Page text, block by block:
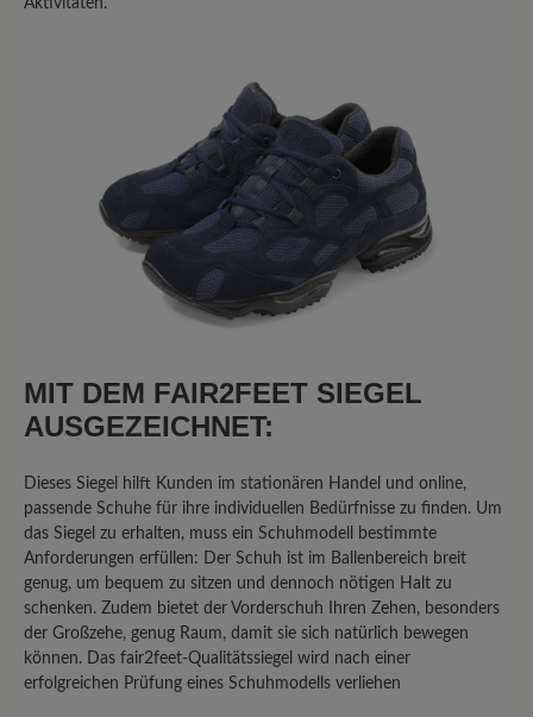
sind die Schuhe von Bär wirklich gut
verarbeitet, für mich immer passend
und in jedem Fall ihr Geld wert.
11. September 2025 11:06
Bewertung mit 1 von 5 Sternen
Klobiger Schuh in schöner Farbe
Ich habe diesen Schuh gewählt, da ich
Problemfüsse habe und einen
gesucht habe. Glücklich bin ich damit
jedoch nicht. Die Sohle hat kein
Abrollverhalten, das Innenteil besteht
aus nicht atmungsaktivem Material, das
schon nach einmaligem Tragen
unangenehm riecht. Die Schuhe sind
klobig und nach 1 stündigem
Spaziergang hatte ich sehr gestresste
Aktivitäten.
MIT DEM FAIR2FEET SIEGEL
AUSGEZEICHNET:
Dieses Siegel hilft Kunden im stationären Handel und online,
passende Schuhe für ihre individuellen Bedürfnisse zu finden. Um
das Siegel zu erhalten, muss ein Schuhmodell bestimmte
Anforderungen erfüllen: Der Schuh ist im Ballenbereich breit
genug, um bequem zu sitzen und dennoch nötigen Halt zu
schenken. Zudem bietet der Vorderschuh Ihren Zehen, besonders
der Großzehe, genug Raum, damit sie sich natürlich bewegen
können. Das fair2feet-Qualitätssiegel wird nach einer
erfolgreichen Prüfung eines Schuhmodells verliehen